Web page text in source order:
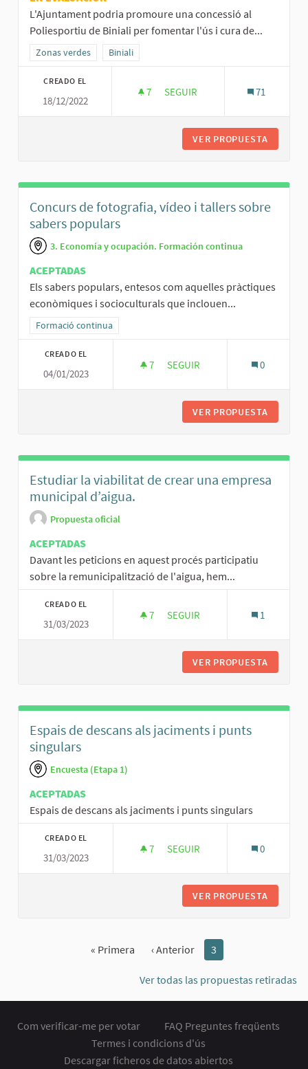
L'Ajuntament podria promoure una concessió al
Poliesportiu de Biniali per fomentar l'ús i cura de...
Resultados al filtrar por la categoría: Zonas verdes
Zonas verdes Resultados al filtrar por el ámbito: Biniali
Biniali
CREADO EL
18/12/2022
7 7 SEGUIDORAS
SEGUIR 71
VER PROPUESTA
Concurs de fotografia, vídeo i tallers sobre
sabers populars
3. Economía y ocupación. Formación continua
ACEPTADAS
Els sabers populars, entesos com aquelles pràctiques
econòmiques i socioculturals que inclouen...
Resultados al filtrar por la categoría: Formació continua
Formació continua
CREADO EL
04/01/2023
7 7 SEGUIDORAS
SEGUIR 0
VER PROPUESTA
Estudiar la viabilitat de crear una empresa
municipal d’aigua.
Propuesta oficial
ACEPTADAS
Davant les peticions en aquest procés participatiu
sobre la remunicipalització de l'aigua, hem...
CREADO EL
31/03/2023
7 7 SEGUIDORAS
SEGUIR 1
VER PROPUESTA
Espais de descans als jaciments i punts
singulars
Encuesta (Etapa 1)
ACEPTADAS
Espais de descans als jaciments i punts singulars
CREADO EL
31/03/2023
7 7 SEGUIDORAS
SEGUIR 0
VER PROPUESTA
« Primera ‹ Anterior 3
Ver todas las propuestas retiradas
Com verificar-me per votar
FAQ Preguntes freqüents
Termes i condicions d'ús
Descargar ficheros de datos abiertos